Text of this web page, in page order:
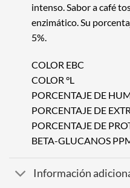
intenso. Sabor a café
enzimático. Su
5%.
COLOR EBC
COLOR °L
PORCENTAJE DE
PORCENTAJE DE
PORCENTAJE DE
BETA-
Información